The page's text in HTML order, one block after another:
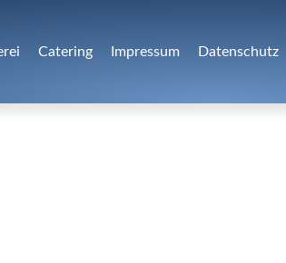
Catering Impressum Datenschutz